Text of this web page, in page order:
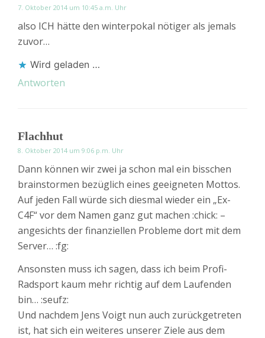
7. Oktober 2014 um 10:45 a.m. Uhr
also ICH hätte den winterpokal nötiger als jemals
zuvor…
Wird geladen …
Antworten
Flachhut
8. Oktober 2014 um 9:06 p.m. Uhr
Dann können wir zwei ja schon mal ein bisschen
brainstormen bezüglich eines geeigneten Mottos.
Auf jeden Fall würde sich diesmal wieder ein „Ex-
C4F“ vor dem Namen ganz gut machen :chick: –
angesichts der finanziellen Probleme dort mit dem
Server… :fg:
Ansonsten muss ich sagen, dass ich beim Profi-
Radsport kaum mehr richtig auf dem Laufenden
bin… :seufz:
Und nachdem Jens Voigt nun auch zurückgetreten
ist, hat sich ein weiteres unserer Ziele aus dem